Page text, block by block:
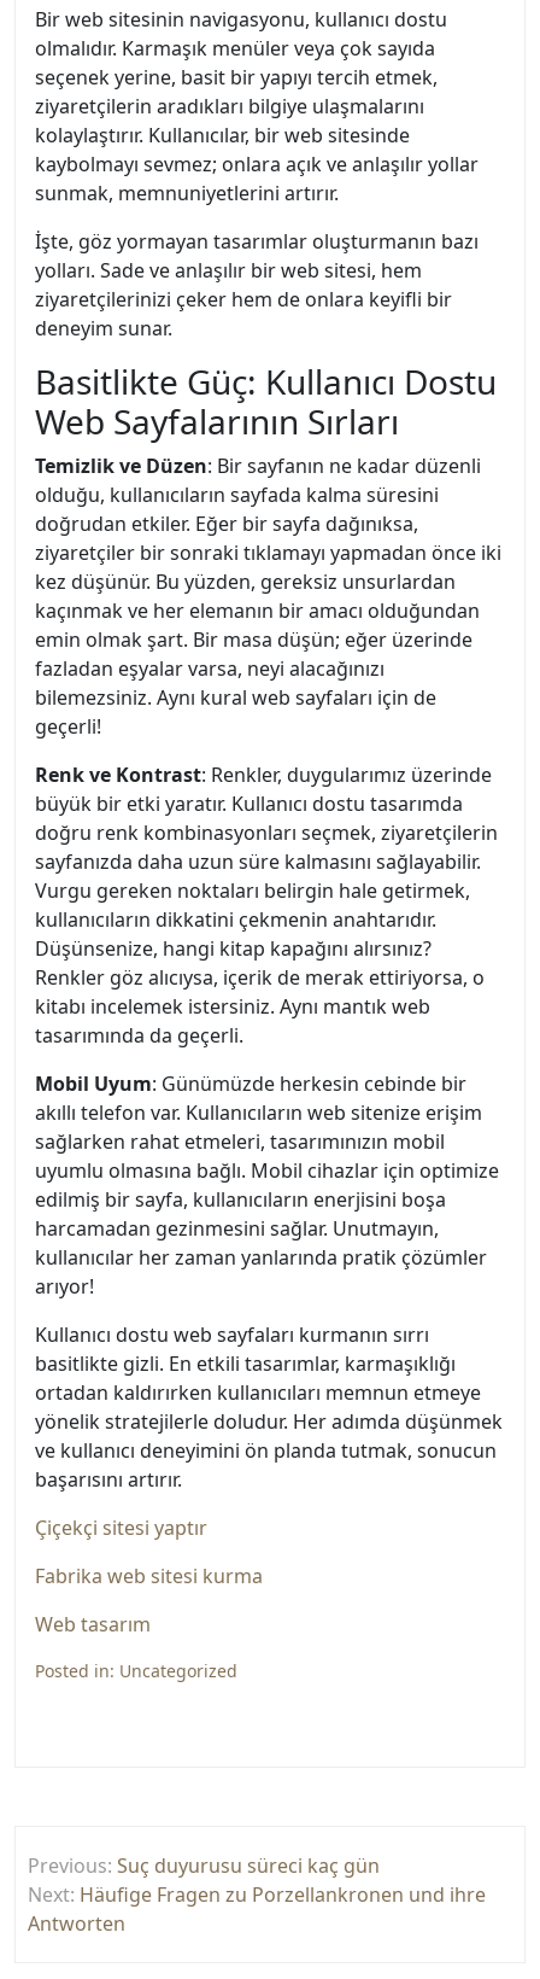
Bir web sitesinin navigasyonu, kullanıcı dostu
olmalıdır. Karmaşık menüler veya çok sayıda
seçenek yerine, basit bir yapıyı tercih etmek,
ziyaretçilerin aradıkları bilgiye ulaşmalarını
kolaylaştırır. Kullanıcılar, bir web sitesinde
kaybolmayı sevmez; onlara açık ve anlaşılır yollar
sunmak, memnuniyetlerini artırır.
İşte, göz yormayan tasarımlar oluşturmanın bazı
yolları. Sade ve anlaşılır bir web sitesi, hem
ziyaretçilerinizi çeker hem de onlara keyifli bir
deneyim sunar.
Basitlikte Güç: Kullanıcı Dostu
Web Sayfalarının Sırları
Temizlik ve Düzen: Bir sayfanın ne kadar düzenli
olduğu, kullanıcıların sayfada kalma süresini
doğrudan etkiler. Eğer bir sayfa dağınıksa,
ziyaretçiler bir sonraki tıklamayı yapmadan önce iki
kez düşünür. Bu yüzden, gereksiz unsurlardan
kaçınmak ve her elemanın bir amacı olduğundan
emin olmak şart. Bir masa düşün; eğer üzerinde
fazladan eşyalar varsa, neyi alacağınızı
bilemezsiniz. Aynı kural web sayfaları için de
geçerli!
Renk ve Kontrast: Renkler, duygularımız üzerinde
büyük bir etki yaratır. Kullanıcı dostu tasarımda
doğru renk kombinasyonları seçmek, ziyaretçilerin
sayfanızda daha uzun süre kalmasını sağlayabilir.
Vurgu gereken noktaları belirgin hale getirmek,
kullanıcıların dikkatini çekmenin anahtarıdır.
Düşünsenize, hangi kitap kapağını alırsınız?
Renkler göz alıcıysa, içerik de merak ettiriyorsa, o
kitabı incelemek istersiniz. Aynı mantık web
tasarımında da geçerli.
Mobil Uyum: Günümüzde herkesin cebinde bir
akıllı telefon var. Kullanıcıların web sitenize erişim
sağlarken rahat etmeleri, tasarımınızın mobil
uyumlu olmasına bağlı. Mobil cihazlar için optimize
edilmiş bir sayfa, kullanıcıların enerjisini boşa
harcamadan gezinmesini sağlar. Unutmayın,
kullanıcılar her zaman yanlarında pratik çözümler
arıyor!
Kullanıcı dostu web sayfaları kurmanın sırrı
basitlikte gizli. En etkili tasarımlar, karmaşıklığı
ortadan kaldırırken kullanıcıları memnun etmeye
yönelik stratejilerle doludur. Her adımda düşünmek
ve kullanıcı deneyimini ön planda tutmak, sonucun
başarısını artırır.
Çiçekçi sitesi yaptır
Fabrika web sitesi kurma
Web tasarım
Posted in: Uncategorized
gezinmesi
Previous: Suç duyurusu süreci kaç gün
Next: Häufige Fragen zu Porzellankronen und ihre
Antworten